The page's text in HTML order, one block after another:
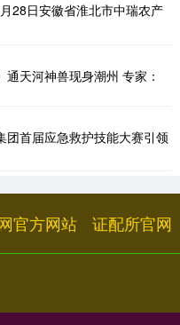
28日安徽省淮北市中瑞农产
天河神兽现身潮州 专家：
团首届应急救护技能大赛引领
官方网站 证配所官网